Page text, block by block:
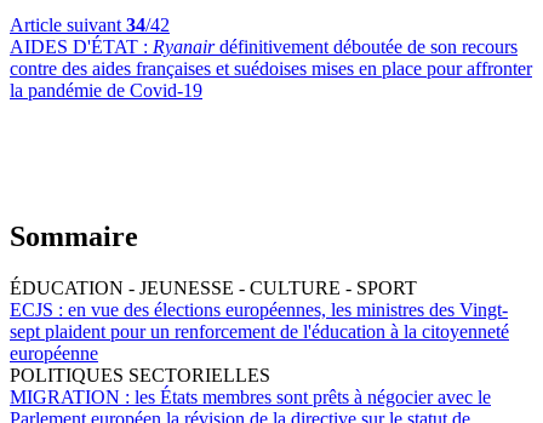
Article suivant 34/42
AIDES D'ÉTAT : Ryanairdéfinitivement déboutée de son recours
contre des aides françaises et suédoises mises en place pour affronter
la pandémie de Covid-19
Sommaire
ÉDUCATION - JEUNESSE - CULTURE - SPORT
ECJS : en vue des élections européennes, les ministres des Vingt-
sept plaident pour un renforcement de l'éducation à la citoyenneté
européenne
POLITIQUES SECTORIELLES
MIGRATION : les États membres sont prêts à négocier avec le
Parlement européen la révision de la directive sur le statut de